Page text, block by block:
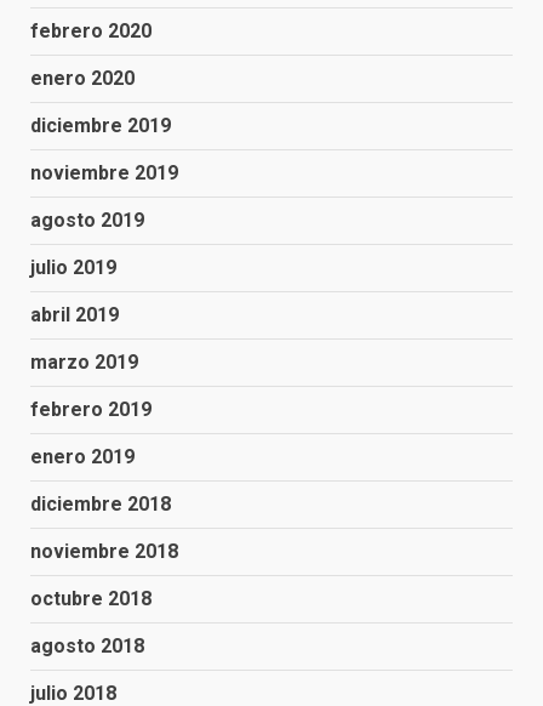
febrero 2020
enero 2020
diciembre 2019
noviembre 2019
agosto 2019
julio 2019
abril 2019
marzo 2019
febrero 2019
enero 2019
diciembre 2018
noviembre 2018
octubre 2018
agosto 2018
julio 2018